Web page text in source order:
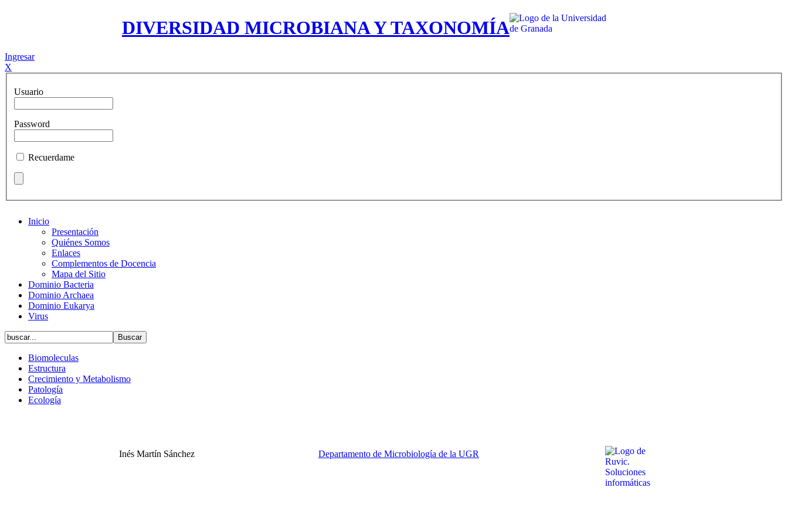
DIVERSIDAD MICROBIANA Y TAXONOMÍA
Ingresar
X
Usuario
Password
Recuerdame
Inicio
Presentación
Quiénes Somos
Enlaces
Complementos de Docencia
Mapa del Sitio
Dominio Bacteria
Dominio Archaea
Dominio Eukarya
Virus
Biomoleculas
Estructura
Crecimiento y Metabolismo
Patología
Ecología
Inés Martín Sánchez Departamento de Microbiología de la UGR